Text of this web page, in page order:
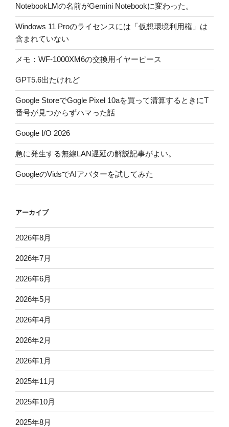
NotebookLMの名前がGemini Notebookに変わった。
Windows 11 Proのライセンスには「仮想環境利用権」は
含まれていない
メモ：WF-1000XM6の交換用イヤーピース
GPT5.6出たけれど
Google StoreでGogle Pixel 10aを買って清算するときにT
番号が見つからずハマった話
Google I/O 2026
急に発生する無線LAN遅延の解説記事がよい。
GoogleのVidsでAIアバターを試してみた
アーカイブ
2026年8月
2026年7月
2026年6月
2026年5月
2026年4月
2026年2月
2026年1月
2025年11月
2025年10月
2025年8月